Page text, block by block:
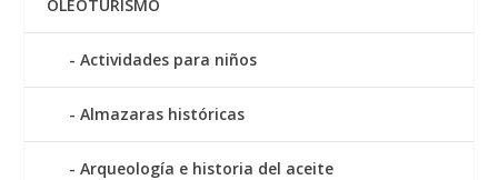
OLEOTURISMO
Actividades para niños
Almazaras históricas
Arqueología e historia del aceite